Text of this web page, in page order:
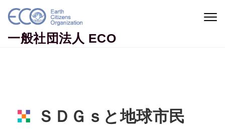
Skip to content
一般社団法人 ECO
ＳＤＧｓと地球市民